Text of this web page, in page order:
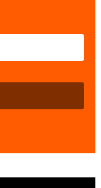
to subscribe to